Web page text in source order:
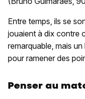
Entre temps, ils se
jouaient à dix contre
remarquable, mais
pour ramener des
Penser au